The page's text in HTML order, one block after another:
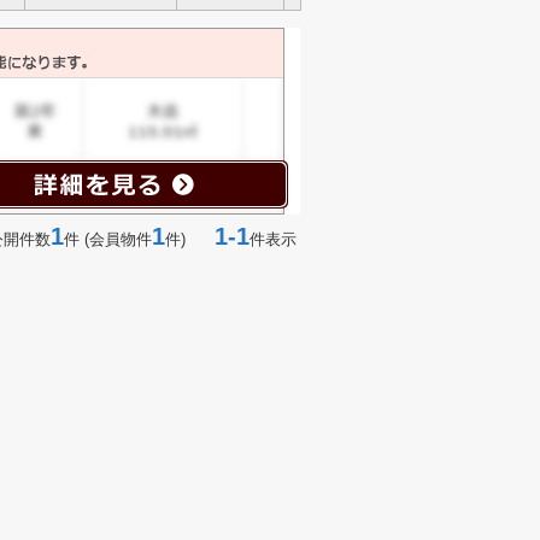
開件数1件 (会員物件1件) 1-1件表示